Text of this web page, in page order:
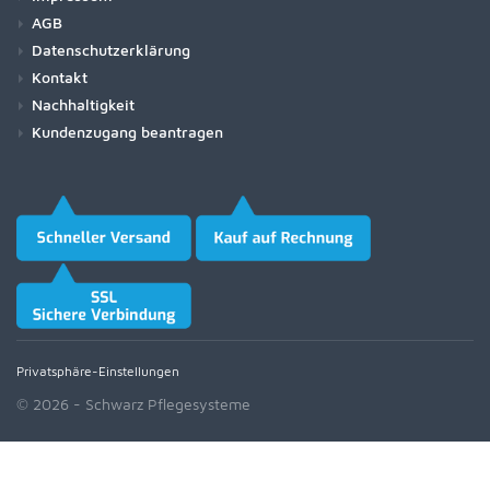
AGB
Datenschutzerklärung
Kontakt
Nachhaltigkeit
Kundenzugang beantragen
Privatsphäre-Einstellungen
© 2026 - Schwarz Pflegesysteme